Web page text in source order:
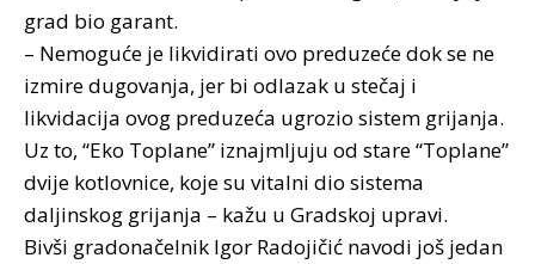
grad bio garant.
– Nemoguće je likvidirati ovo preduzeće dok se ne
izmire dugovanja, jer bi odlazak u stečaj i
likvidacija ovog preduzeća ugrozio sistem grijanja.
Uz to, “Eko Toplane” iznajmljuju od stare “Toplane”
dvije kotlovnice, koje su vitalni dio sistema
daljinskog grijanja – kažu u Gradskoj upravi.
Bivši gradonačelnik Igor Radojičić navodi još jedan